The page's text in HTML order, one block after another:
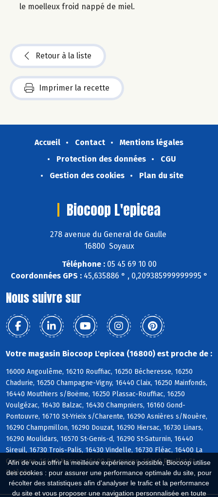
Afin de vous offrir la meilleure expérience possible, Biocoop utilise
des cookies : pour assurer une performance optimale du site, pour
récolter des statistiques afin d'analyser le trafic et la performance
du site et vous proposer une navigation personnalisée en toute
le moelleux froid nappé de miel.
Retour à la liste
Imprimer la recette
Accueil Contact
Mentions légales
Protection des données
CGU
Gestion des cookies
Plan du site
Biocoop L'epicea
278 avenue du General de Gaulle
16800 Soyaux
Téléphone :05 45 69 10 00
Coordonnées GPS :45,635886 ° , 0,209385999999995 °
Nous suivre sur
Votre magasin Biocoop L'epicea (16800) est proche de :
16000 Angoulême, 16210 Rouffiac, 16250 Bécheresse, 16250
Chadurie, 16250 Champagne-Vigny, 16440 Claix, 16250 Mainfonds,
16440 Mouthiers s/Boëme, 16250 Plassac-Rouffiac, 16250
Voulgézac, 16430 Balzac, 16430 Champniers, 16160 Gond-
Pontouvre, 16710 St-Yrieix s/Charente, 16290 Asnières s/Nouère,
16290 Champmillon, 16290 Douzat, 16290 Hiersac, 16730 Linars,
16290 Moulidars, 16570 St-Genis-d, 16290 St-Saturnin, 16440
Sireuil, 16730 Trois-Palis, 16430 Vindelle, 16730 Fléac, 16400 La
Couronne, 16440 Nersac, 16400 Puymoyen, 16440 Roullet-St-
Estèphe